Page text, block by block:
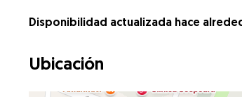
Disponibilidad actualizada hace
Ubicación